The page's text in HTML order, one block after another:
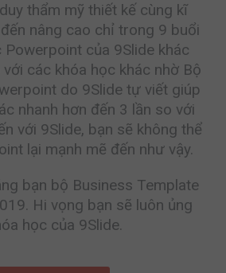
thẩm mỹ thiết kế cùng kĩ
nâng cao chỉ trong 9 buổi
Powerpoint của 9Slide khác
các khóa học khác nhờ Bộ
do 9Slide tự viết giúp
nhanh hơn đến 3 lần so với
với 9Slide, bạn sẽ không thể
lại mạnh mẽ đến như vậy.
bạn bộ Business Template
Hi vọng bạn sẽ luôn ủng
học của 9Slide.